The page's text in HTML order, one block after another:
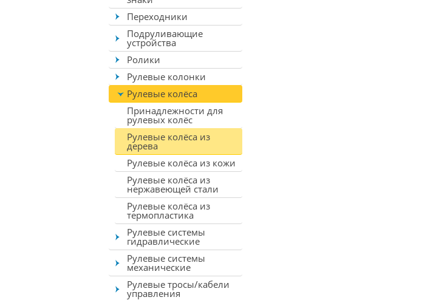
Переходники
Подруливающие
устройства
Ролики
Рулевые колонки
Рулевые колёса
Принадлежности для
рулевых колёс
Рулевые колёса из
дерева
Рулевые колёса из кожи
Рулевые колёса из
нержавеющей стали
Рулевые колёса из
термопластика
Рулевые системы
гидравлические
Рулевые системы
механические
Рулевые тросы/кабели
управления